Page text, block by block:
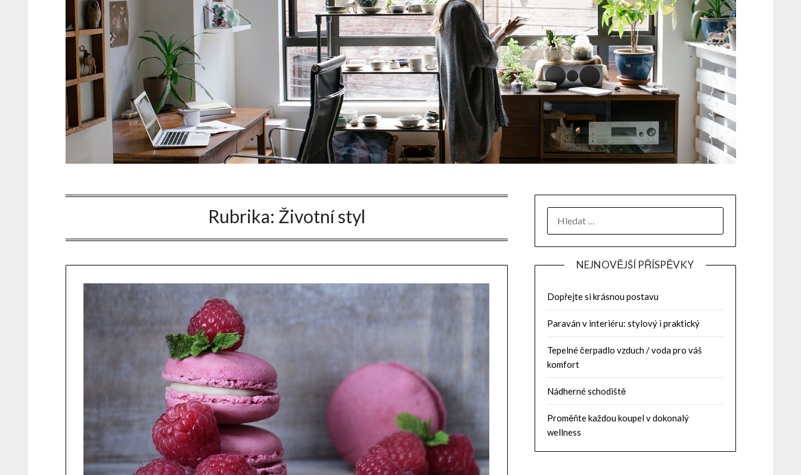
Rubrika: Životní styl
NEJNOVĚJŠÍ PŘÍSPĚVKY
Dopřejte si krásnou postavu
Paraván v interiéru: stylový i praktický
Tepelné čerpadlo vzduch / voda pro váš
komfort
Nádherné schodiště
Proměňte každou koupel v dokonalý
wellness